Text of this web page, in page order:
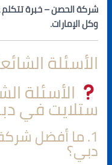
شركة الحصن – خبرة
وكل الإمارات.
الأسئلة
الأسئلة
ستلايت في
1. ما أفضل
دبي؟